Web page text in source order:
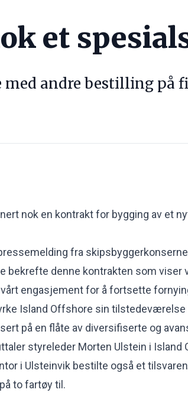
et
med andre bestilling på
nok en kontrakt for bygging av et
fra
bekrefte denne kontrakten som viser
engasjement for å fortsette
Island Offshore sin tilstedeværelse
på en flåte av diversifiserte og
styreleder Morten Ulstein i Island
i Ulsteinvik bestilte også et
to fartøy til.